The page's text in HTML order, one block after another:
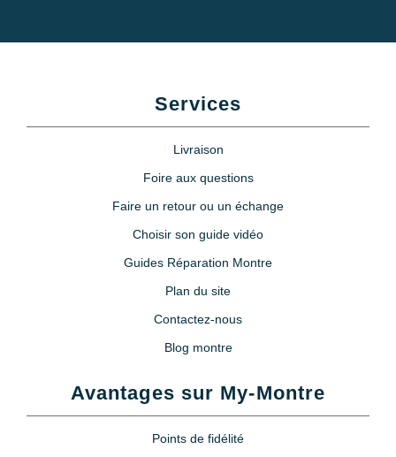
Services
Livraison
Foire aux questions
Faire un retour ou un échange
Choisir son guide vidéo
Guides Réparation Montre
Plan du site
Contactez-nous
Blog montre
Avantages sur My-Montre
Points de fidélité